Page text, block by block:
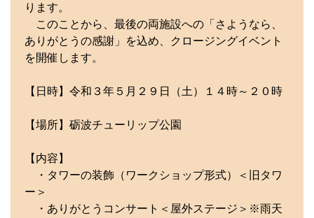
ります。
このことから、最後の両施設への「さようなら、
ありがとうの感謝」を込め、クロージングイベント
を開催します。
【日時】令和３年５月２９日（土）１４時～２０時
【場所】砺波チューリップ公園
【内容】
・タワーの装飾（ワークショップ形式）＜旧タワ
ー＞
・ありがとうコンサート＜屋外ステージ＞※雨天